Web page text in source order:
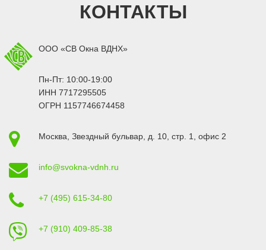
КОНТАКТЫ
ООО «СВ Окна ВДНХ»
Пн-Пт: 10:00-19:00
ИНН 7717295505
ОГРН 1157746674458
Москва Звездный бульвар, д. 10, стр. 1 , офис 2
info@svokna-vdnh.ru
+7 (495) 615-34-80
+7 (910) 409-85-38